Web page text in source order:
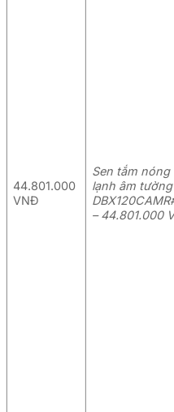
44.801.000
VNĐ
Sen tắm nóng
lạnh âm tường
– 44.801.000